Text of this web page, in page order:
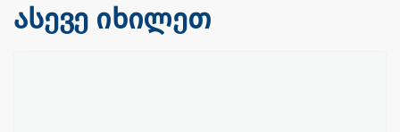
ასევე იხილეთ